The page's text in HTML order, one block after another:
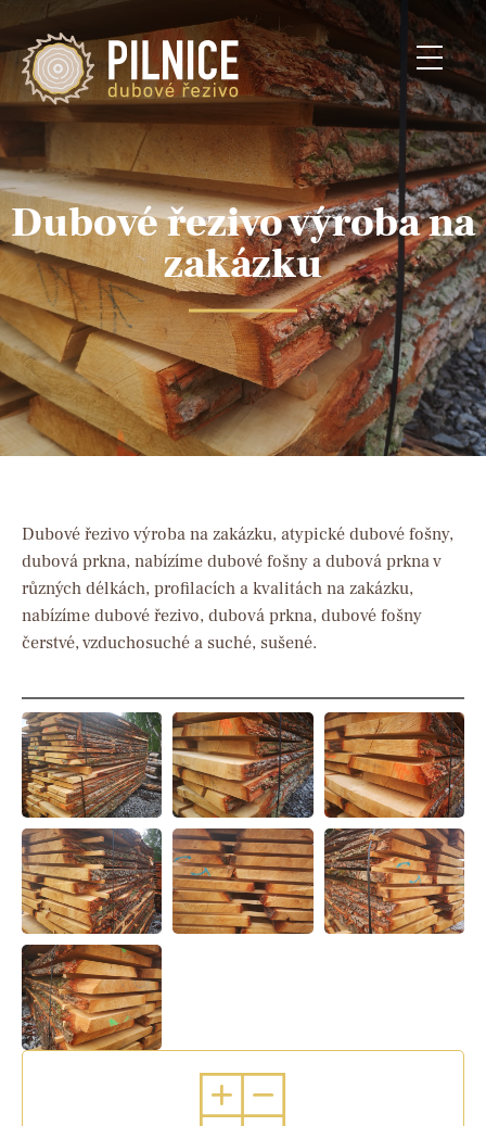
Dubové řezivo výroba na
zakázku
Dubové řezivo výroba na zakázku, atypické dubové fošny,
dubová prkna, nabízíme dubové fošny a dubová prkna v
různých délkách, profilacích a kvalitách na zakázku,
nabízíme dubové řezivo, dubová prkna, dubové fošny
čerstvé, vzduchosuché a suché, sušené.